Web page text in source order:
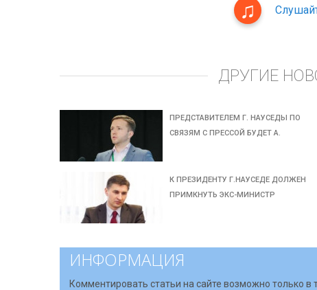
ДРУГИЕ
ПРЕДСТАВИТЕЛЕМ Г. НАУСЕДЫ ПО
СВЯЗЯМ С ПРЕССОЙ БУДЕТ А.
К ПРЕЗИДЕНТУ Г.НАУСЕДЕ ДОЛЖЕН
ПРИМКНУТЬ ЭКС-МИНИСТР
ИНФОРМАЦИЯ
Комментировать статьи на сайте возможно только в